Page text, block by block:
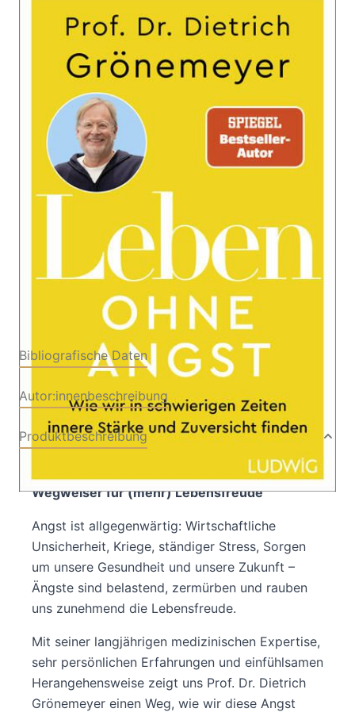
Leben ohne Angst
Zur Wunschliste hinzufügen
Wie wir in schwierigen Zeiten innere Stärke und
Zuversicht finden
Dietrich Grönemeyer
Verlag: Ludwig 11.09.2024
272 Seiten
Hardcover
ISBN: 978-3-45328168-
4
Bibliografische Daten
Autor:innenbeschreibung
Produktbeschreibung
Angst verstehen, nutzen, überwinden – Ein
Wegweiser für (mehr) Lebensfreude
Angst ist allgegenwärtig: Wirtschaftliche
Unsicherheit, Kriege, ständiger Stress, Sorgen
um unsere Gesundheit und unsere Zukunft –
Ängste sind belastend, zermürben und rauben
uns zunehmend die Lebensfreude.
Mit seiner langjährigen medizinischen Expertise,
sehr persönlichen Erfahrungen und einfühlsamen
Herangehensweise zeigt uns Prof. Dr. Dietrich
Grönemeyer einen Weg, wie wir diese Angst